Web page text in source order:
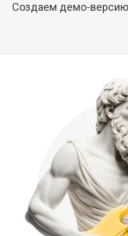
Создаем демо-версию